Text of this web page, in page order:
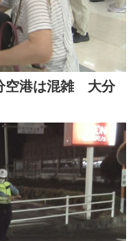
空港は混雑 大分